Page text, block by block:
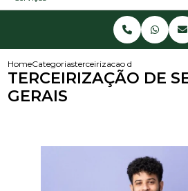
HomeCategoriasterceirizacao de servicos
TERCEIRIZAÇÃO DE
GERAIS